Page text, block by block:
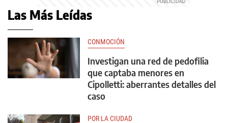
Las Más Leídas
CONMOCIÓN
Investigan una red de pedofilia
que captaba menores en
Cipolletti: aberrantes detalles del
caso
POR LA CIUDAD